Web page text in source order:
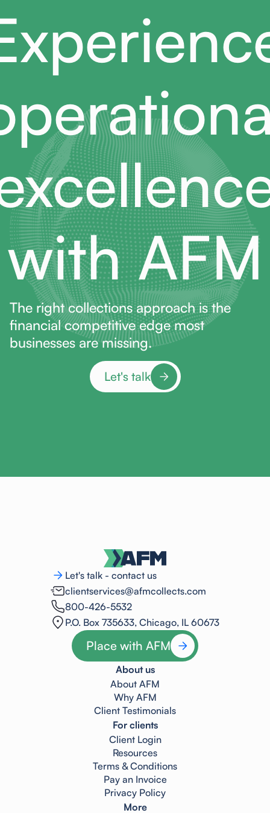
with AFM
The right collections approach is the
financial competitive edge most
businesses are missing.
Let's talk
Let's talk - contact us
clientservices@afmcollects.com
800-426-5532
P.O. Box 735633, Chicago, IL 60673
Place with AFM
About us
About AFM
Why AFM
Client Testimonials
For clients
Client Login
Resources
Terms & Conditions
Pay an Invoice
Privacy Policy
More